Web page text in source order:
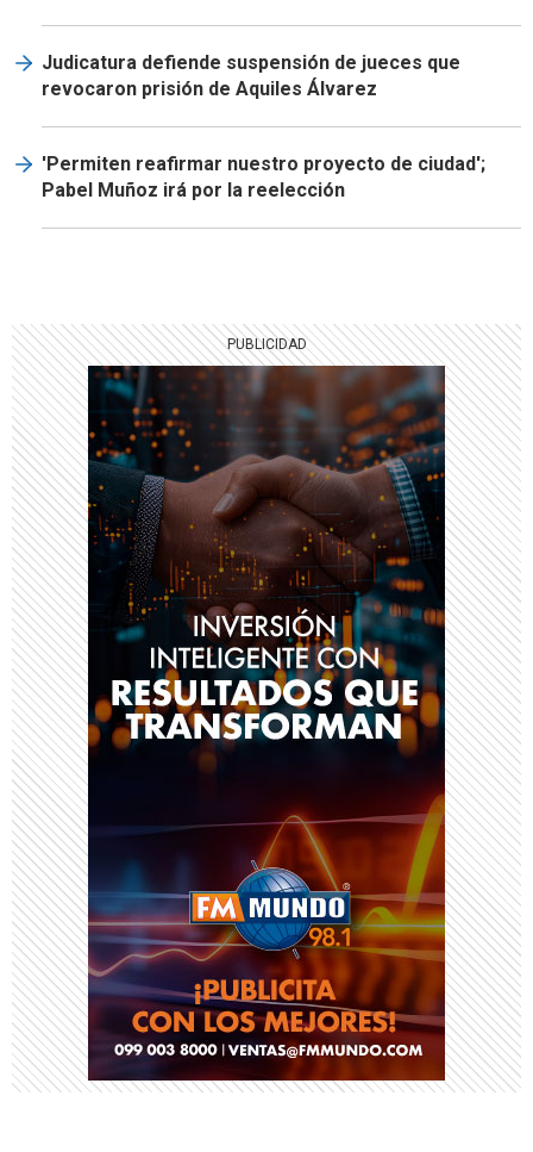
Judicatura defiende suspensión de jueces que
revocaron prisión de Aquiles Álvarez
'Permiten reafirmar nuestro proyecto de ciudad';
Pabel Muñoz irá por la reelección